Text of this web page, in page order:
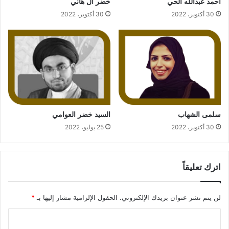
أحمد عبدالله الحي
30 أكتوبر، 2022
خضر آل هاني
30 أكتوبر، 2022
سلمى الشهاب
30 أكتوبر، 2022
السيد خضر العوامي
25 يوليو، 2022
اترك تعليقاً
لن يتم نشر عنوان بريدك الإلكتروني. الحقول الإلزامية مشار إليها بـ*